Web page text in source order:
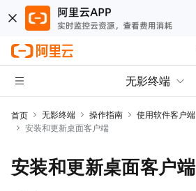
无影终端
首页 无影终端 操作指南 使用软件客户端
安装和更新桌面客户端
安装和更新桌面客户端